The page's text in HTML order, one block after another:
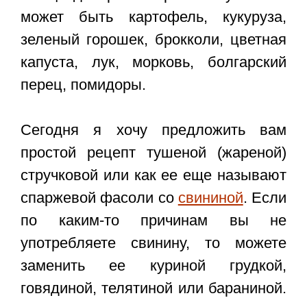
может быть картофель, кукуруза,
зеленый горошек, брокколи, цветная
капуста, лук, морковь, болгарский
перец, помидоры.
Сегодня я хочу предложить вам
простой рецепт тушеной (жареной)
стручковой или как ее еще называют
спаржевой фасоли со свининой. Если
по каким-то причинам вы не
употребляете свинину, то можете
заменить ее куриной грудкой,
говядиной, телятиной или бараниной.